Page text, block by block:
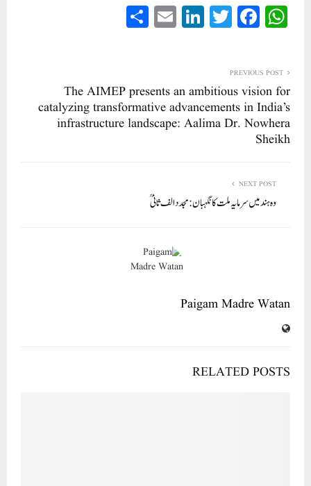
W
ha
A
pp
Fa
ce
ok
T
wi
r
Li
nk
In
E
m
PREVIOUS POST
The AIMEP presents an ambitious vision for
catalyzing transformative advancements in India’s
infrastructure landscape: Aalima Dr. Nowhera
Sheikh
NEXT POST
وہ ہند میں سرمایہ ملت کا نگہبان: مجدد الف ثانیؒ
Paigam Madre Watan
RELATED POSTS